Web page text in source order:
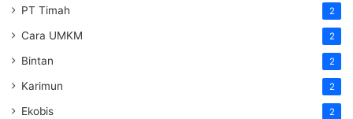
PT Timah 2
Cara UMKM 2
Bintan 2
Karimun 2
Ekobis 2